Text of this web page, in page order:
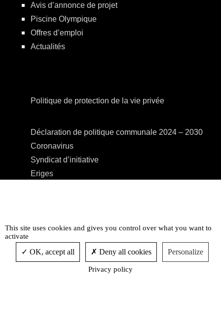
Avis d’annonce de projet
Piscine Olympique
Offres d’emploi
Actualités
Politique de protection de la vie privée
Déclaration de politique communale 2024 – 2030
Coronavirus
Syndicat d’initiative
Eriges
Accessibilité
This site uses cookies and gives you control over what you want to
activate
OK, accept all Deny all cookies Personalize
Privacy policy